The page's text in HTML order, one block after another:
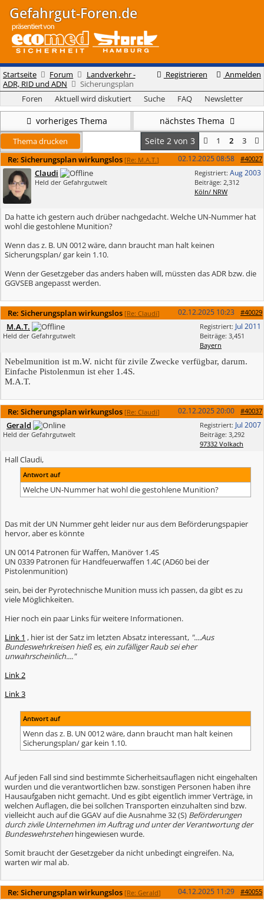
Gefahrgut-Foren.de
Registrieren Anmelden
Startseite Forum
Landverkehr -
ADR, RID und ADN
Sicherungsplan
Foren
Aktuell wird diskutiert Suche FAQ Newsletter
vorheriges Thema nächstes Thema
Thema drucken Seite 2 von 3 1 2
3
Re: Sicherungsplan wirkungslos [Re: M.A.T.] #40027
02.12.202508:58
Registriert: Aug 2003
Beiträge: 2,312
Köln/ NRW
Claudi
Held der Gefahrgutwelt
Da hatte ich gestern auch drüber nachgedacht. Welche UN-Nummer hat
wohl die gestohlene Munition?
Wenn das z. B. UN 0012 wäre, dann braucht man halt keinen
Sicherungsplan/ gar kein 1.10.
Wenn der Gesetzgeber das anders haben will, müssten das ADR bzw. die
GGVSEB angepasst werden.
Re: Sicherungsplan wirkungslos [Re: Claudi] #40029
02.12.2025 10:23
Registriert: Jul 2011
Beiträge: 3,451
Bayern
M.A.T.
Held der Gefahrgutwelt
Nebelmunition ist m.W. nicht für zivile Zwecke verfügbar, darum.
Einfache Pistolenmun ist eher 1.4S.
M.A.T.
Re: Sicherungsplan wirkungslos [Re: Claudi] #40037
02.12.202520:00
Registriert: Jul 2007
Beiträge: 3,292
97332 Volkach
Gerald
Held der Gefahrgutwelt
Hall Claudi,
Antwort auf
Welche UN-Nummer hat wohl die gestohlene Munition?
Das mit der UN Nummer geht leider nur aus dem Beförderungspapier
hervor, aber es könnte
UN 0014 Patronen für Waffen, Manöver 1.4S
UN 0339 Patronen für Handfeuerwaffen 1.4C (AD60 bei der
Pistolenmunition)
sein, bei der Pyrotechnische Munition muss ich passen, da gibt es zu
viele Möglichkeiten.
Hier noch ein paar Links für weitere Informationen.
Link 1 , hier ist der Satz im letzten Absatz interessant, "....Aus
Bundeswehrkreisen hieß es, ein zufälliger Raub sei eher
unwahrscheinlich...."
Link 2
Link 3
Antwort auf
Wenn das z. B. UN 0012 wäre, dann braucht man halt keinen
Sicherungsplan/ gar kein 1.10.
Auf jeden Fall sind sind bestimmte Sicherheitsauflagen nicht eingehalten
wurden und die verantwortlichen bzw. sonstigen Personen haben ihre
Hausaufgaben nicht gemacht. Und es gibt eigentlich immer Verträge, in
welchen Auflagen, die bei sollchen Transporten einzuhalten sind bzw.
vielleicht auch auf die GGAV auf die Ausnahme 32 (S) Beförderungen
durch zivile Unternehmen im Auftrag und unter der Verantwortung der
Bundeswehrstehenhingewiesen wurde.
Somit braucht der Gesetzgeber da nicht unbedingt eingreifen. Na,
warten wir mal ab.
Re: Sicherungsplan wirkungslos [Re: Gerald] #40055
04.12.2025 11:29